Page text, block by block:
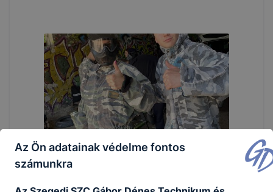
Az Ön adatainak védelme fontos
számunkra